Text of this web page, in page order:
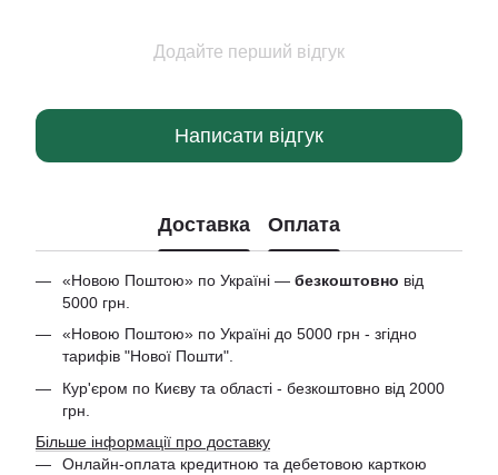
Додайте перший відгук
Написати відгук
Доставка Оплата
«Новою Поштою» по Україні — безкоштовно від
5000 грн.
«Новою Поштою» по Україні до 5000 грн - згідно
тарифів "Нової Пошти".
Кур'єром по Києву та області - безкоштовно від 2000
грн.
Більше інформації про доставку
Онлайн-оплата кредитною та дебетовою карткою